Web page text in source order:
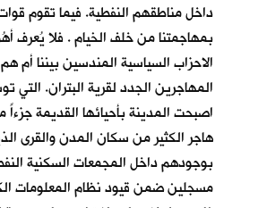
داخل مناطقهم النفطية. فيما تقوم
بمهاجمتنا من خلف الخيام . فلا يُعرف
الاحزاب السياسية المندسين بيننا أم
المهاجرين الجدد لقرية البتران. التي
اصبحت المدينة بأحيائها القديمة جزءاً
هاجر الكثير من سكان المدن والقرى
بوجودهم داخل المجمعات السكنية